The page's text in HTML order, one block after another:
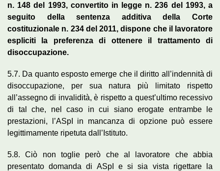
n. 148 del 1993, convertito in legge n. 236 del 1993, a
seguito della sentenza additiva della Corte
costituzionale n. 234 del 2011, dispone che il lavoratore
espliciti la preferenza di ottenere il trattamento di
disoccupazione.
5.7. Da quanto esposto emerge che il diritto all’indennità di
disoccupazione, per sua natura più limitato rispetto
all’assegno di invalidità, è rispetto a quest’ultimo recessivo
di tal che, nel caso in cui siano erogate entrambe le
prestazioni, l’ASpI in mancanza di opzione può essere
legittimamente ripetuta dall’Istituto.
5.8. Ciò non toglie però che al lavoratore che abbia
presentato domanda di ASpI e si sia vista rigettare la